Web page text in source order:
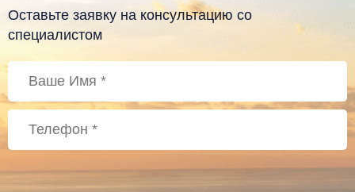
Оставьте заявку на консультацию со
специалистом